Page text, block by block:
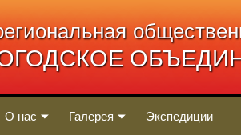
О нас Галерея Экспедиции